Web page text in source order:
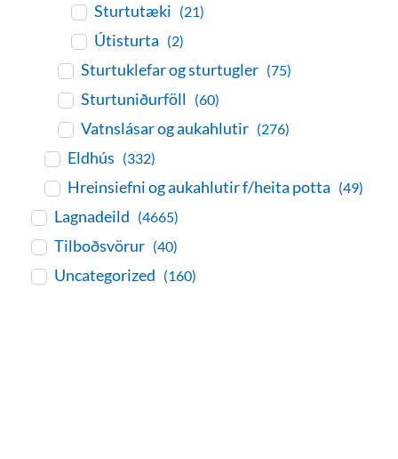
Sturtutæki (21)
Útisturta (2)
Sturtuklefar og sturtugler (75)
Sturtuniðurföll (60)
Vatnslásar og aukahlutir (276)
Eldhús (332)
Hreinsiefni og aukahlutir f/heita potta (49)
Lagnadeild (4665)
Tilboðsvörur (40)
Uncategorized (160)